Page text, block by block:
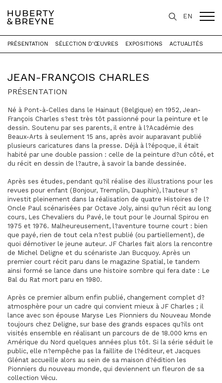
EN
Accueil > Artistes > Jean-François Charles
JEAN-FRANÇOIS CHARLES
PRÉSENTATION SÉLECTION D'ŒUVRES EXPOSITIONS ACTUALITÉS
PRÉSENTATION
Né à Pont-à-Celles dans le Hainaut (Belgique) en 1952, Jean-
François Charles s?est très tôt passionné pour la peinture et le
dessin. Soutenu par ses parents, il entre à l?Académie des
Beaux-Arts à seulement 15 ans, après avoir auparavant publié
plusieurs caricatures dans la presse. Déjà à l?époque, il était
habité par une double passion : celle de la peinture d?un côté, et
du récit en dessin de l?autre, à savoir la bande dessinée.
Après ses études, pendant qu?il réalise des illustrations pour les
revues pour enfant (Bonjour, Tremplin, Dauphin), l?auteur s?
investit pleinement dans la réalisation de quatre Histoires de l?
Oncle Paul scénarisées par Octave Joly, ainsi qu?un récit au long
cours, Les Chevaliers du Pavé, le tout pour le Journal Spirou en
1975 et 1976. Malheureusement, l?aventure tourne court : bien
que payé, rien de tout cela n?est publié (ou partiellement), de
quoi démotiver le jeune auteur. JF Charles fait alors la rencontre
de Michel Deligne et du scénariste Jan Bucquoy. Après un
premier court récit paru dans le magazine Spatial, le tandem
ainsi formé se lance dans une histoire sombre qui fera date : Le
Bal du Rat mort paru en 1980.
Après ce premier album enfin publié, changement complet d?
atmosphère pour un cadre qui convient mieux à JF Charles ; il
lance avec son épouse Maryse Les Pionniers du Nouveau Monde
toujours chez Deligne, sur base des grands espaces qu?ils ont
visités ensemble en réalisant un parcours de de 18.000 kms en
Amérique du Nord quelques années plus tôt. Si la série séduit le
public, elle n?empêche pas la faillite de l?éditeur, et Jacques
Glénat accueille alors au sein de sa maison d?édition les
Pionniers du nouveau monde, qui deviennent un fleuron de sa
collection Vécu.